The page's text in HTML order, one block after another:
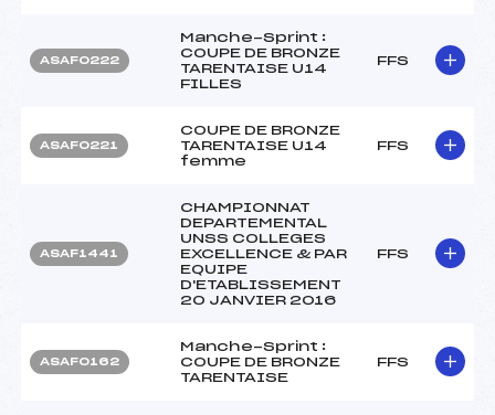
ASAF0222
Manche-Sprint :
COUPE DE BRONZE
TARENTAISE U14
FILLES
FFS
ASAF0221
COUPE DE BRONZE
TARENTAISE U14
femme
FFS
ASAF1441
CHAMPIONNAT
DEPARTEMENTAL
UNSS COLLEGES
EXCELLENCE & PAR
EQUIPE
D'ETABLISSEMENT
20 JANVIER 2016
FFS
ASAF0162
Manche-Sprint :
COUPE DE BRONZE
TARENTAISE
FFS